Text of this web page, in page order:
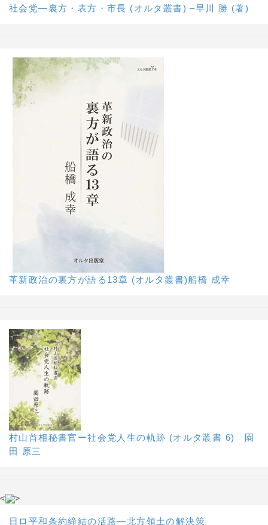
社会党―裏方・表方・市長 (オルタ叢書) –早川 勝 (著)
革新政治の裏方が語る13章 (オルタ叢書)船橋 成幸
村山首相秘書官ー社会党人生の軌跡 (オルタ叢書 6) 園
田 原三
< >
日ロ平和条約締結の活路―北方領土の解決策